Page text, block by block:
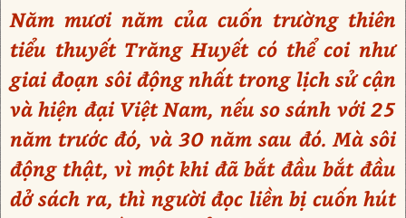
Năm mươi năm của cuốn trường thiên
tiểu thuyết Trăng Huyết có thể coi như
giai đoạn sôi động nhất trong lịch sử cận
và hiện đại Việt Nam, nếu so sánh với 25
năm trước đó, và 30 năm sau đó. Mà sôi
động thật, vì một khi đã bắt đầu bắt đầu
dở sách ra, thì người đọc liền bị cuốn hút